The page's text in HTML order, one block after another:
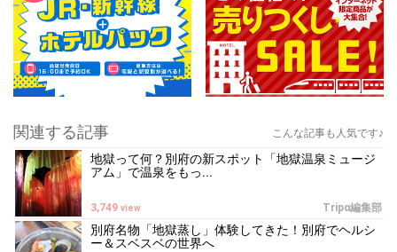
関連する記事 こんな記事も人気です♪
地獄って何？別府の新スポット「地獄温泉ミュージ
アム」で温泉をもっ...
Tripα編集部
3,749 view
別府名物「地獄蒸し」体験してきた！別府でヘルシ
ー＆スベスベの世界へ